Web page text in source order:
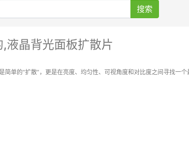
搜索
液晶背光面板扩散片
单的“扩散”，更是在亮度、均匀性、可视角度和对比度之间寻找一